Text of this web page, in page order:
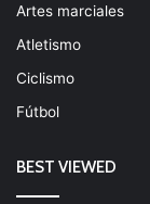
Artes marciales
Atletismo
Ciclismo
Fútbol
BEST VIEWED